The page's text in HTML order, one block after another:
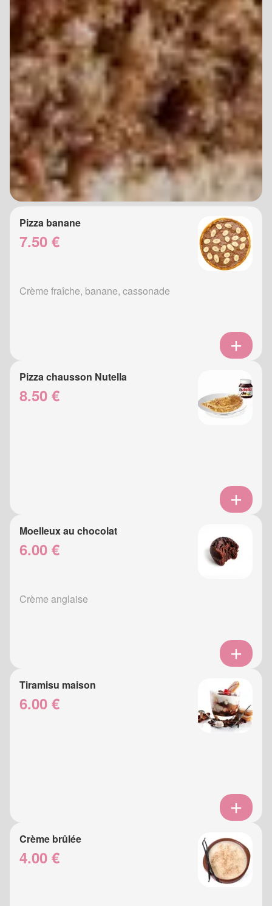
Pizza banane
7.50 €
Crème fraîche, banane, cassonade
Pizza chausson Nutella
8.50 €
Moelleux au chocolat
6.00 €
Crème anglaise
Tiramisu maison
6.00 €
Crème brûlée
4.00 €